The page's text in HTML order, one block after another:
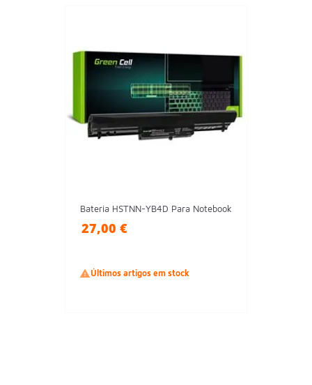
Bateria HSTNN-YB4D Para Notebook
27,00 €
Últimos artigos em stock